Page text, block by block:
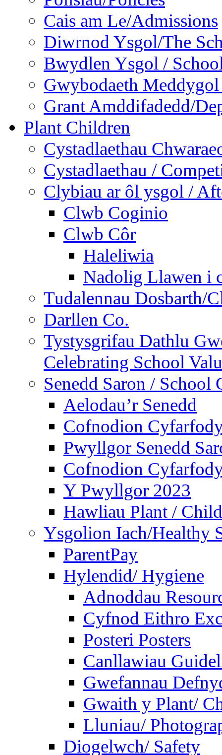
Cais am Le/Admissions
Diwrnod Ysgol/The
Bwydlen Ysgol /
Gwybodaeth
Grant Amddifadedd/
Plant Children
Cystadlaethau
Cystadlaethau /
Clybiau ar ôl ysgol /
Clwb Coginio
Clwb Côr
Haleliwia
Nadolig Llawen i
Tudalennau Dosbarth/
Darllen Co.
Tystysgrifau Dathlu
Celebrating School
Senedd Saron / School
Aelodau’r Senedd
Cofnodion
Pwyllgor Senedd
Cofnodion
Y Pwyllgor 2023
Hawliau Plant /
Ysgolion Iach/Healthy
ParentPay
Hylendid/ Hygiene
Adnoddau
Cyfnod Eithro
Posteri Posters
Canllawiau
Gwefannau
Gwaith y Plant/
Lluniau/
Diogelwch/ Safety